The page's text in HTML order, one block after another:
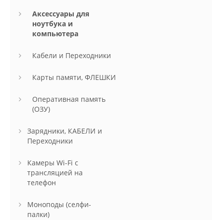
Аксессуары для
ноутбука и
компьютера
Кабели и Переходники
Карты памяти, ФЛЕШКИ
Оперативная память
(ОЗУ)
Зарядники, КАБЕЛИ и
Переходники
Камеры Wi-Fi с
трансляцией на
телефон
Моноподы (селфи-
палки)